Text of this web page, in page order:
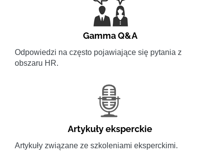
Gamma Q&A
Odpowiedzi na często pojawiające się pytania z
obszaru HR.
Artykuły eksperckie
Artykuły związane ze szkoleniami eksperckimi.